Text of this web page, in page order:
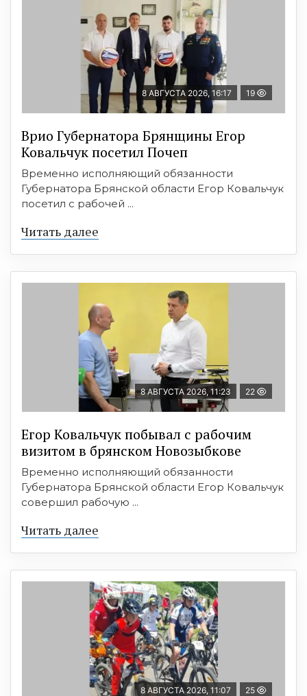
8 АВГУСТА 2026, 16:17 19
Врио Губернатора Брянщины Егор
Ковальчук посетил Почеп
Временно исполняющий обязанности
Губернатора Брянской области Егор Ковальчук
посетил с рабочей ...
Читать далее
8 АВГУСТА 2026, 11:23 22
Егор Ковальчук побывал с рабочим
визитом в брянском Новозыбкове
Временно исполняющий обязанности
Губернатора Брянской области Егор Ковальчук
совершил рабочую ...
Читать далее
8 АВГУСТА 2026, 11:07 25